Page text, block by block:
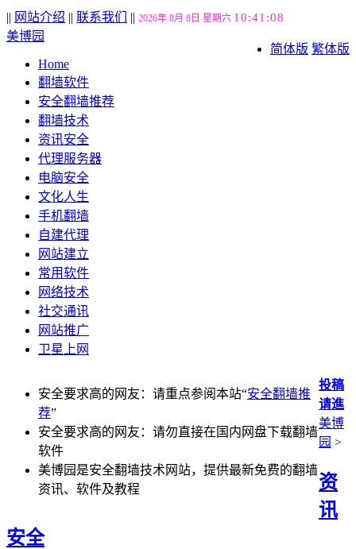
|| 网站介绍 || 联系我们 || 2026年 8月 8日 星期六 10:41:09
简体版 繁体版
美博园
Home
翻墙软件
安全翻墙推荐
翻墙技术
资讯安全
代理服务器
电脑安全
文化人生
手机翻墙
自建代理
网站建立
常用软件
网络技术
社交通讯
网站推广
卫星上网
安全要求高的网友：请重点参阅本站“安全翻墙推
荐”
安全要求高的网友：请勿直接在国内网盘下载翻墙
软件
美博园是安全翻墙技术网站，提供最新免费的翻墙
资讯、软件及教程
投稿
请進
美博
园 >
资
讯
安全